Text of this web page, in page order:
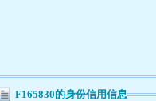
F165830的身份信用信息